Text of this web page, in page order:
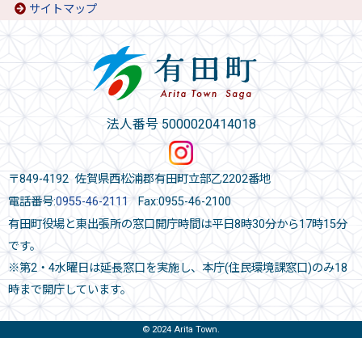
サイトマップ
法人番号 5000020414018
〒849-4192 佐賀県西松浦郡有田町立部乙2202番地
電話番号:0955-46-2111 Fax:0955-46-2100
有田町役場と東出張所の窓口開庁時間は平日8時30分から17時15分
です。
※第2・4水曜日は延長窓口を実施し、本庁(住民環境課窓口)のみ18
時まで開庁しています。
© 2024 Arita Town.